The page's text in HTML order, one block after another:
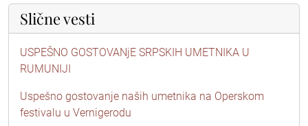
Slične vesti
USPEŠNO GOSTOVANjE SRPSKIH UMETNIKA U
RUMUNIJI
Uspešno gostovanje naših umetnika na Operskom
festivalu u Vernigerodu